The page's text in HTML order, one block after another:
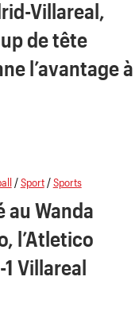
Villareal,
de tête
l’avantage à
/Sport/Sports
au Wanda
l’Atletico
Villareal